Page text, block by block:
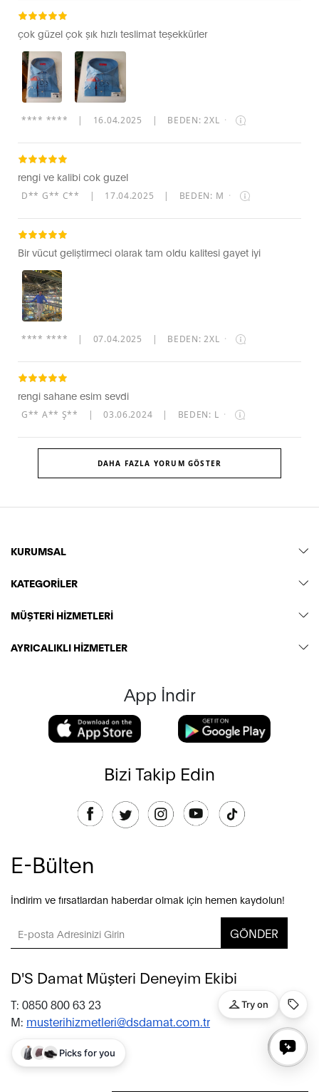
çok güzel çok şık hızlı teslimat teşekkürler
**** **** | 16.04.2025 | BEDEN: 2XL ·
rengi ve kalibi cok guzel
D** G** C** | 17.04.2025 | BEDEN: M ·
Bir vücut geliştirmeci olarak tam oldu kalitesi gayet iyi
**** **** | 07.04.2025 | BEDEN: 2XL ·
rengi sahane esim sevdi
G** A** Ş** | 03.06.2024 | BEDEN: L ·
DAHA FAZLA YORUM GÖSTER
KURUMSAL
KATEGORİLER
MÜŞTERİ HİZMETLERİ
AYRICALIKLI HİZMETLER
App İndir
Bizi Takip Edin
E-Bülten
İndirim ve fırsatlardan haberdar olmak için hemen kaydolun!
GÖNDER
D'S Damat Müşteri Deneyim Ekibi
T: 0850 800 63 23
M: musterihizmetleri@dsdamat.com.tr